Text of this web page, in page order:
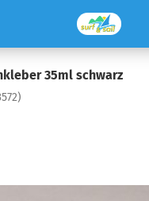
35ml schwarz
)